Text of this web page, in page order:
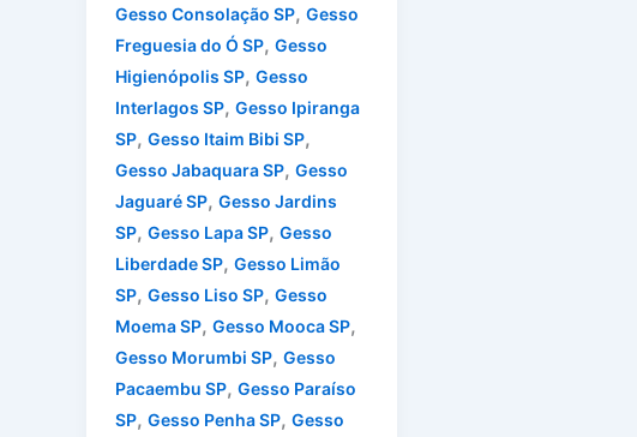
Gesso Consolação SP, Gesso
Freguesia do Ó SP, Gesso
Higienópolis SP, Gesso
Interlagos SP, Gesso Ipiranga
SP, Gesso Itaim Bibi SP,
Gesso Jabaquara SP, Gesso
Jaguaré SP, Gesso Jardins
SP, Gesso Lapa SP, Gesso
Liberdade SP, Gesso Limão
SP, Gesso Liso SP, Gesso
Moema SP, Gesso Mooca SP,
Gesso Morumbi SP, Gesso
Pacaembu SP, Gesso Paraíso
SP, Gesso Penha SP, Gesso